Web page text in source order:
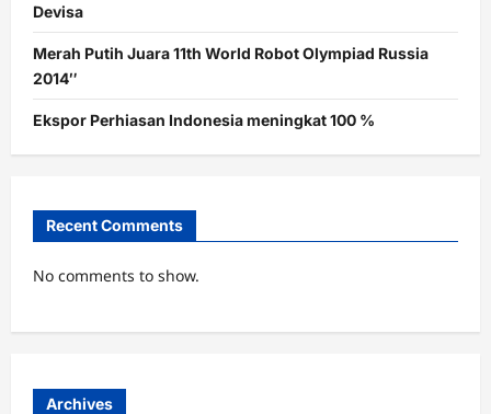
Devisa
Merah Putih Juara 11th World Robot Olympiad Russia
2014″
Ekspor Perhiasan Indonesia meningkat 100 %
Recent Comments
No comments to show.
Archives